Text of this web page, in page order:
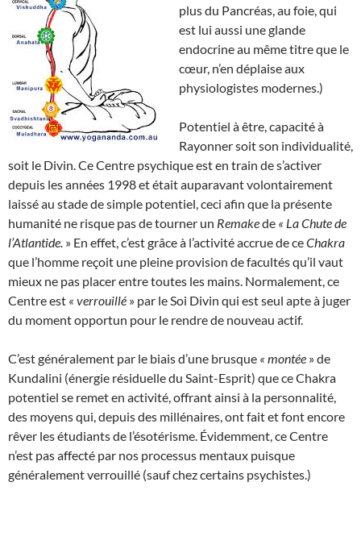
plus du Pancréas, au foie, qui
est lui aussi une glande
endocrine au même titre que le
cœur, n’en déplaise aux
physiologistes modernes.)
Potentiel à être, capacité à
Rayonner soit son individualité,
soit le Divin. Ce Centre psychique est en train de s’activer
depuis les années 1998 et était auparavant volontairement
laissé au stade de simple potentiel, ceci afin que la présente
humanité ne risque pas de tourner un Remakede « La Chute de
l’Atlantide. » En effet, c’est grâce à l’activité accrue de ceChakra
que l’homme reçoit une pleine provision de facultés qu’il vaut
mieux ne pas placer entre toutes les mains. Normalement, ce
Centre est « verrouillé » par le Soi Divin qui est seul apte à juger
du moment opportun pour le rendre de nouveau actif.
C’est généralement par le biais d’une brusque « montée » de
Kundalini (énergie résiduelle du Saint-Esprit) que ce Chakra
potentiel se remet en activité, offrant ainsi à la personnalité,
des moyens qui, depuis des millénaires, ont fait et font encore
rêver les étudiants de l’ésotérisme. Évidemment, ce Centre
n’est pas affecté par nos processus mentaux puisque
généralement verrouillé (sauf chez certains psychistes.)